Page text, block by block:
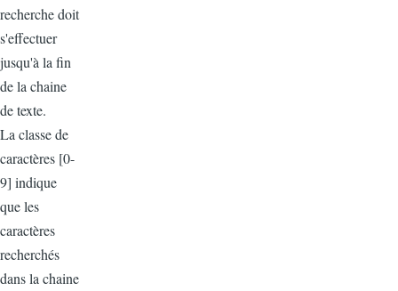
recherche doit
s'effectuer
jusqu'à la fin
de la chaine
de texte.
La classe de
caractères [0-
9] indique
que les
caractères
recherchés
dans la chaine